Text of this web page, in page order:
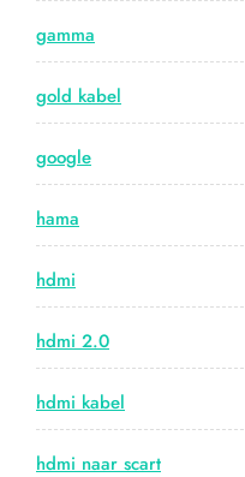
gamma
gold kabel
google
hama
hdmi
hdmi 2.0
hdmi kabel
hdmi naar scart